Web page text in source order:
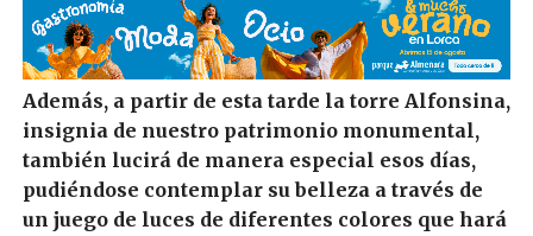
Además, a partir de esta tarde la torre Alfonsina,
insignia de nuestro patrimonio monumental,
también lucirá de manera especial esos días,
pudiéndose contemplar su belleza a través de
un juego de luces de diferentes colores que hará